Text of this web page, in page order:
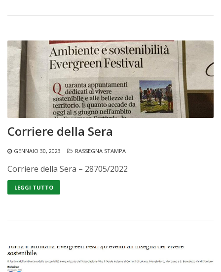
Corriere della Sera
GENNAIO 30, 2023 RASSEGNA STAMPA
Corriere della Sera – 28705/2022
LEGGI TUTTO